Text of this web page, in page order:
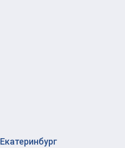
Екатеринбург